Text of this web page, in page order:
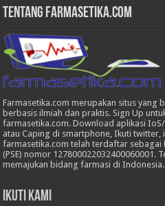
Tentang Farmasetika.com
Farmasetika.com merupakan situs yang
berbasis ilmiah dan praktis. Sign Up
farmasetika.com. Download aplikasi
atau Caping di smartphone, Ikuti twitter,
farmasetika.com telah terdaftar sebagai
(PSE) nomor 127800022032400060001.
memajukan bidang farmasi di Indonesia.
Ikuti Kami